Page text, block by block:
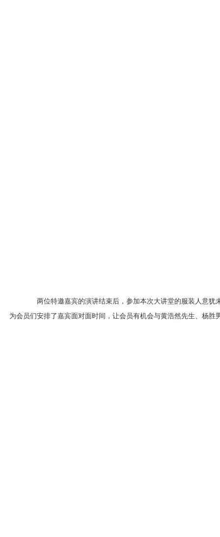
两位特邀嘉宾的演讲结束后，参加本次大讲堂的服装人意犹
为会员们安排了嘉宾面对面时间，让会员有机会与黄浩然先生、杨胜